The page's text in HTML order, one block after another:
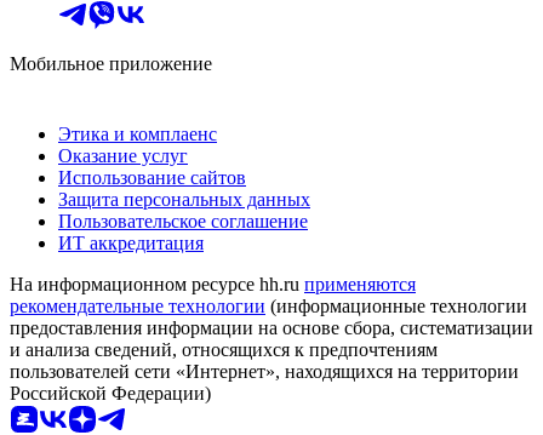
Мобильное приложение
Этика и комплаенс
Оказание услуг
Использование сайтов
Защита персональных данных
Пользовательское соглашение
ИТ аккредитация
На информационном ресурсе hh.ru применяются
рекомендательные технологии (информационные технологии
предоставления информации на основе сбора, систематизации
и анализа сведений, относящихся к предпочтениям
пользователей сети «Интернет», находящихся на территории
Российской Федерации)